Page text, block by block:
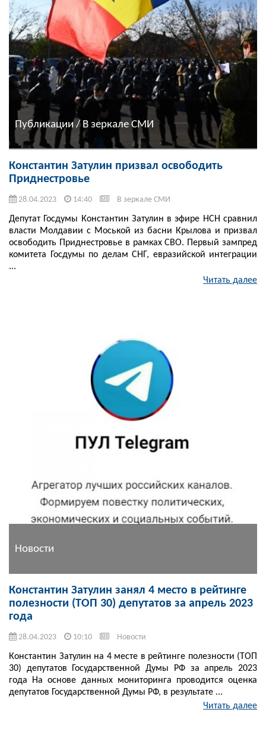
Публикации / В зеркале СМИ
Константин Затулин призвал освободить
Приднестровье
28.04.2023 14:40 В зеркале СМИ
Депутат Госдумы Константин Затулин в эфире НСН сравнил
власти Молдавии с Моськой из басни Крылова и призвал
освободить Приднестровье в рамках СВО. Первый зампред
комитета Госдумы по делам СНГ, евразийской интеграции
...
Читать далее
Новости
Константин Затулин занял 4 место в рейтинге
полезности (ТОП 30) депутатов за апрель 2023
года
28.04.2023 10:10 Новости
Константин Затулин на 4 месте в рейтинге полезности (ТОП
30) депутатов Государственной Думы РФ за апрель 2023
года На основе данных мониторинга проводится оценка
депутатов Государственной Думы РФ, в результате ...
Читать далее